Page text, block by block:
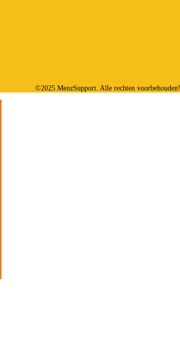
©2025 MenzSupport. Alle rechten voorbehouden!